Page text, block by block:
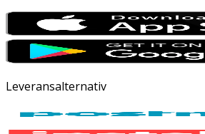
Leveransalternativ